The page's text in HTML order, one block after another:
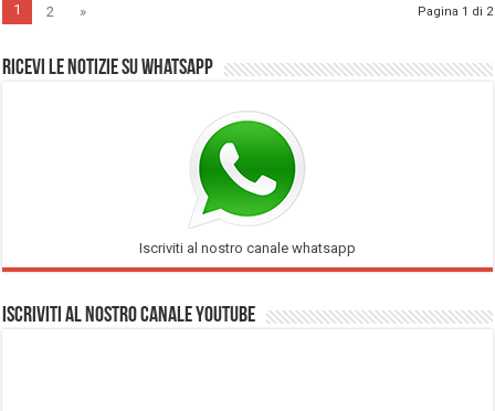
Pagina 1 di 2
1 2 »
Ricevi le notizie su Whatsapp
Iscriviti al nostro canale whatsapp
Iscriviti al nostro Canale Youtube